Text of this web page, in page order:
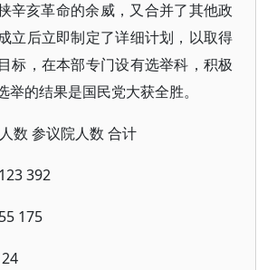
辛亥革命的余威，又合并了其他政
立后立即制定了详细计划，以取得
标，在本部专门设有选举科，积极
举的结果是国民党大获全胜。
数 参议院人数 合计
392
175